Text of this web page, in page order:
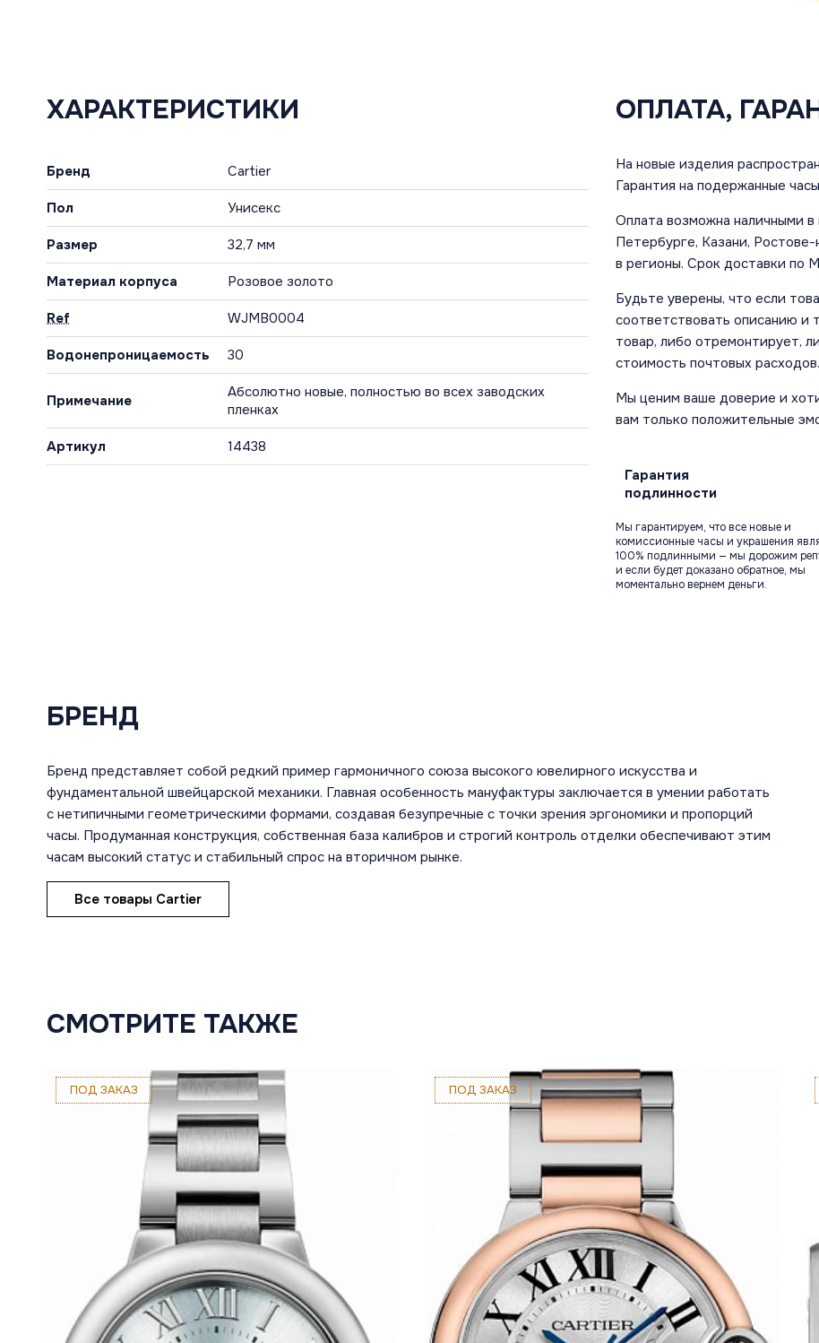
ХАРАКТЕРИСТИКИ
Бренд Cartier
Пол Унисекс
Размер 32,7 мм
Материал корпуса Розовое золото
Ref WJMB0004
Водонепроницаемость 30
Примечание
Абсолютно новые, полностью во всех заводских
пленках
Артикул 14438
ОПЛАТА,
На новые изделия
Гарантия на подержанные
Оплата возможна наличными
Петербурге, Казани,
в регионы. Срок доставки по
Будьте уверены, что если
соответствовать описанию и
товар, либо отремонтирует,
стоимость почтовых расходов.
Мы ценим ваше доверие и
вам только положительные
Гарантия
подлинности
Мы гарантируем, что все новые и
комиссионные часы и украшения
100% подлинными — мы дорожим
и если будет доказано обратное, мы
моментально вернем деньги.
БРЕНД
Бренд представляет собой редкий пример гармоничного союза высокого ювелирного искусства и
фундаментальной швейцарской механики. Главная особенность мануфактуры заключается в умении работать
с нетипичными геометрическими формами, создавая безупречные с точки зрения эргономики и пропорций
часы. Продуманная конструкция, собственная база калибров и строгий контроль отделки обеспечивают этим
часам высокий статус и стабильный спрос на вторичном рынке.
Все товары Cartier
СМОТРИТЕ ТАКЖЕ
ПОД ЗАКАЗ ПОД ЗАКАЗ